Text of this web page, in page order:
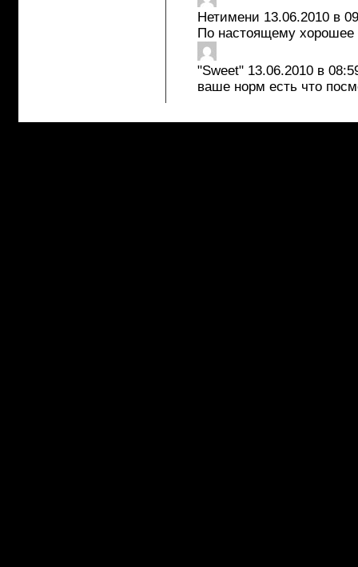
Нетимени 13.06.2010 в
По настоящему хорошее
"Sweet" 13.06.2010 в
ваше норм есть что